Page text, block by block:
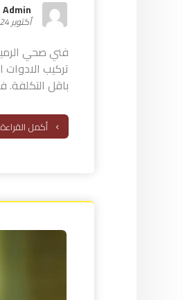
Admin
أكتوبر 24, 2024
فني صحي
تركيب
باقل
أكمل